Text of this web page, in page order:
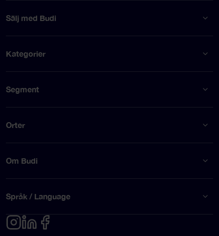
Sälj med Budi
Kategorier
Segment
Orter
Om Budi
Språk / Language